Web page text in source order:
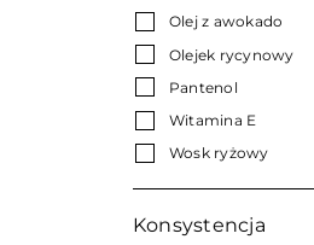
Olej z awokado
Olejek rycynowy
Pantenol
Witamina E
Wosk ryżowy
Konsystencja